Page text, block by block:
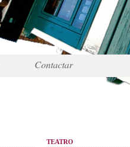
Contactar
TEATRO